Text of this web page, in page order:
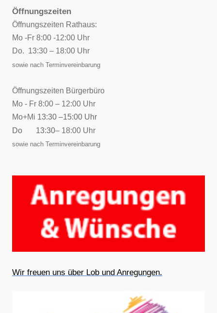
Öffnungszeiten
Öffnungszeiten Rathaus:
Mo -Fr 8:00 -12:00 Uhr
Do. 13:30 – 18:00 Uhr
sowie nach Terminvereinbarung
Öffnungszeiten Bürgerbüro
Mo - Fr 8:00 – 12:00 Uhr
Mo+Mi 13:30 –15:00 Uhr
Do 13:30– 18:00 Uhr
sowie nach Terminvereinbarung
Wir freuen uns über Lob und Anregungen.